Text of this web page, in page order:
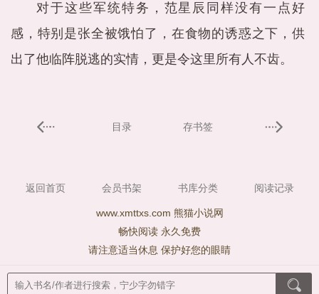
对于这些军统特务，范星辰同样没有一点好
感，特别是张全被饿怕了，在食物的诱惑之下，供
出了他临阵脱逃的实情，更是令这里所有人不齿。
目录 存书签
返回首页 会员书架 书库分类 阅读记录
www.xmttxs.com 熊猫小说网
畅快阅读 永久免费
请注意适当休息 保护好您的眼睛